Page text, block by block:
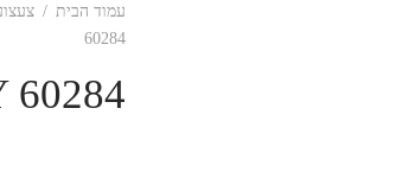
עמוד הבית /
60284
60284